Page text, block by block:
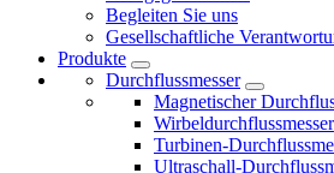
Begleiten Sie uns
Gesellschaftliche
Produkte
Durchflussmesser
Magnetischer
Wirbeldurchflussmesser
Turbinen-
Ultraschall-